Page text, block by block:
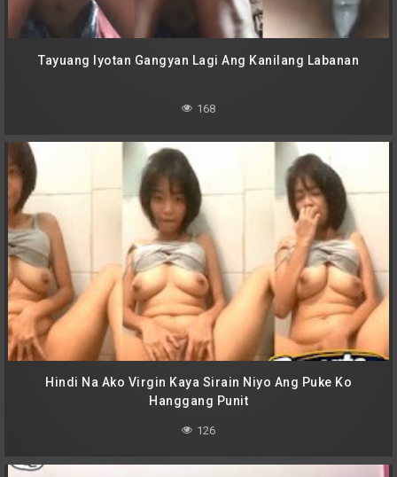
Tayuang Iyotan Gangyan Lagi Ang Kanilang Labanan
168
Hindi Na Ako Virgin Kaya Sirain Niyo Ang Puke Ko
Hanggang Punit
126